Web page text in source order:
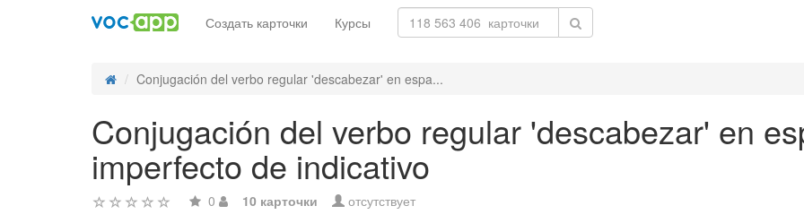
Создать карточки Курсы
Conjugación del verbo regular 'descabezar' en espa...
Conjugación del verbo regular 'descabezar' en
imperfecto de indicativo
0 10 карточки отсутствует